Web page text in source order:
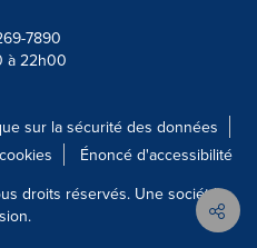
7890
à 22h00
sur la sécurité des données
Énoncé d'accessibilité
droits réservés. Une société